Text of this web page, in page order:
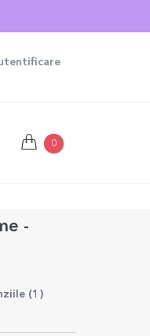
0
-
(1 )